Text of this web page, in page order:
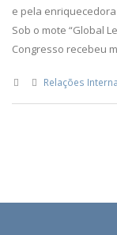
e pela
Sob o mote “Global
Congresso recebeu
Relações